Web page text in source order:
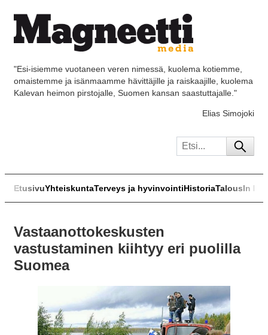
"Esi-isiemme vuotaneen veren nimessä, kuolema kotiemme,
omaistemme ja isänmaamme hävittäjille ja raiskaajille, kuolema
Kalevan heimon pirstojalle, Suomen kansan saastuttajalle."
Elias Simojoki
EtusivuYhteiskuntaTerveys ja hyvinvointiHistoriaTalousIn
Vastaanottokeskusten
vastustaminen kiihtyy eri puolilla
Suomea